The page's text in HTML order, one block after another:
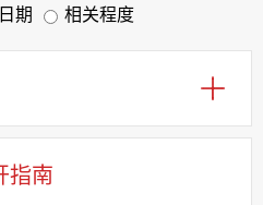
期 相关程度
指南